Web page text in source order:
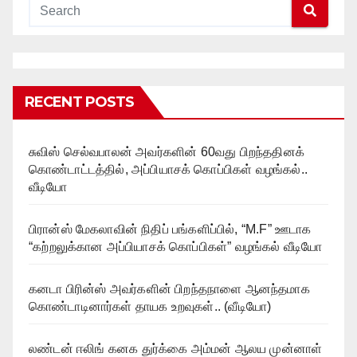
RECENT POSTS
சுவிஸ் செல்வபாலன் அவர்களின் 60வது பிறந்ததினக்
கொண்டாட்டத்தில், அப்பியாசக் கொப்பிகள் வழங்கல்..
வீடியோ
பிரான்ஸ் மேகலாவின் நிதிப் பங்களிப்பில், “M.F” ஊடாக
“கற்றலுக்கான அப்பியாசக் கொப்பிகள்” வழங்கல் வீடியோ
கனடா பிரின்ஸ் அவர்களின் பிறந்தநாளை ஆனந்தமாக
கொண்டாடினார்கள் தாயக உறவுகள்.. (வீடியோ)
லண்டன் ஈலிங் கனக துர்க்கை அம்மன் ஆலய முன்னாள்